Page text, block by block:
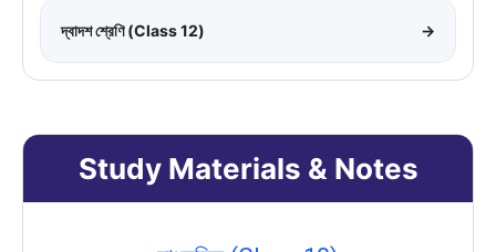
দ্বাদশ শ্রেণি (Class 12) →
Study Materials & Notes